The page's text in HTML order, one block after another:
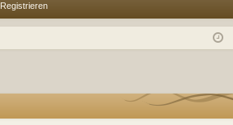
m
n
ist
n
Registrieren